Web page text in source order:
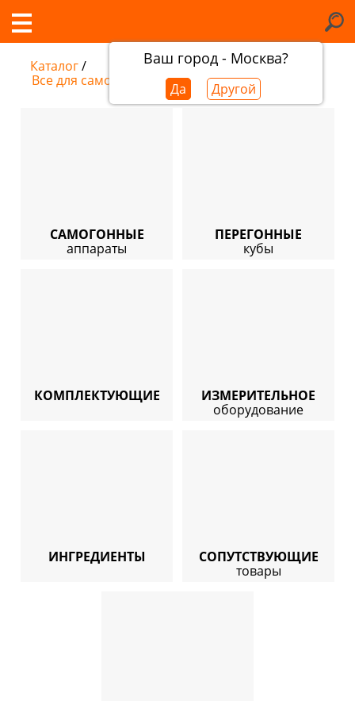
Ваш город - Москва?
Да Другой
Каталог/
Все для самогоноварения
САМОГОННЫЕ
аппараты
ПЕРЕГОННЫЕ
кубы
КОМПЛЕКТУЮЩИЕ
ИЗМЕРИТЕЛЬНОЕ
оборудование
ИНГРЕДИЕНТЫ
СОПУТСТВУЮЩИЕ
товары